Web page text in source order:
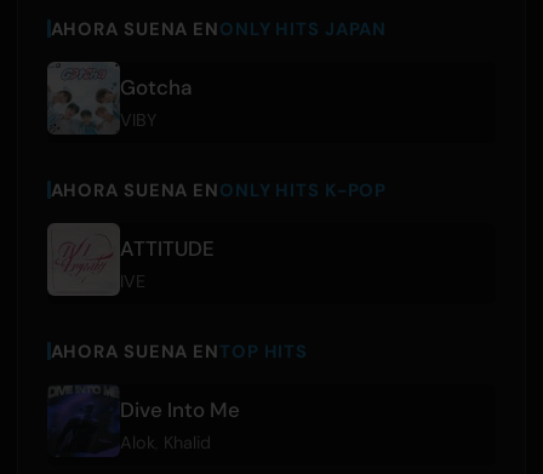
AHORA SUENA ENONLY HITS JAPAN
Gotcha
VIBY
AHORA SUENA ENONLY HITS K-POP
ATTITUDE
IVE
AHORA SUENA ENTOP HITS
Dive Into Me
Alok Khalid